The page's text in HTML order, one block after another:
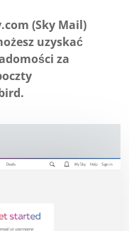
(Sky Mail)
uzyskać
za